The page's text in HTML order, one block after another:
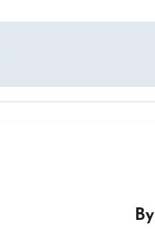
By